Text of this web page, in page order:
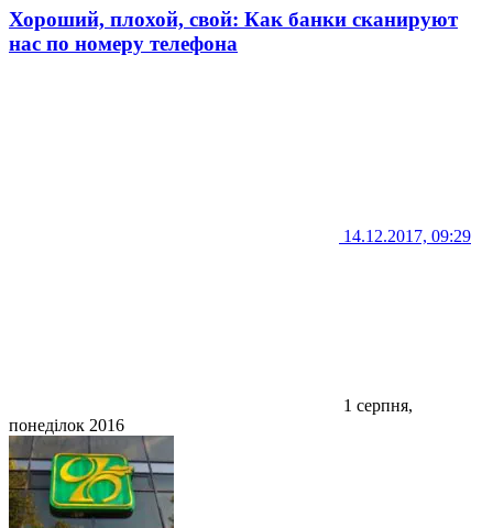
Хороший, плохой, свой: Как банки сканируют
нас по номеру телефона
14.12.2017, 09:29
1 серпня,
понеділок 2016